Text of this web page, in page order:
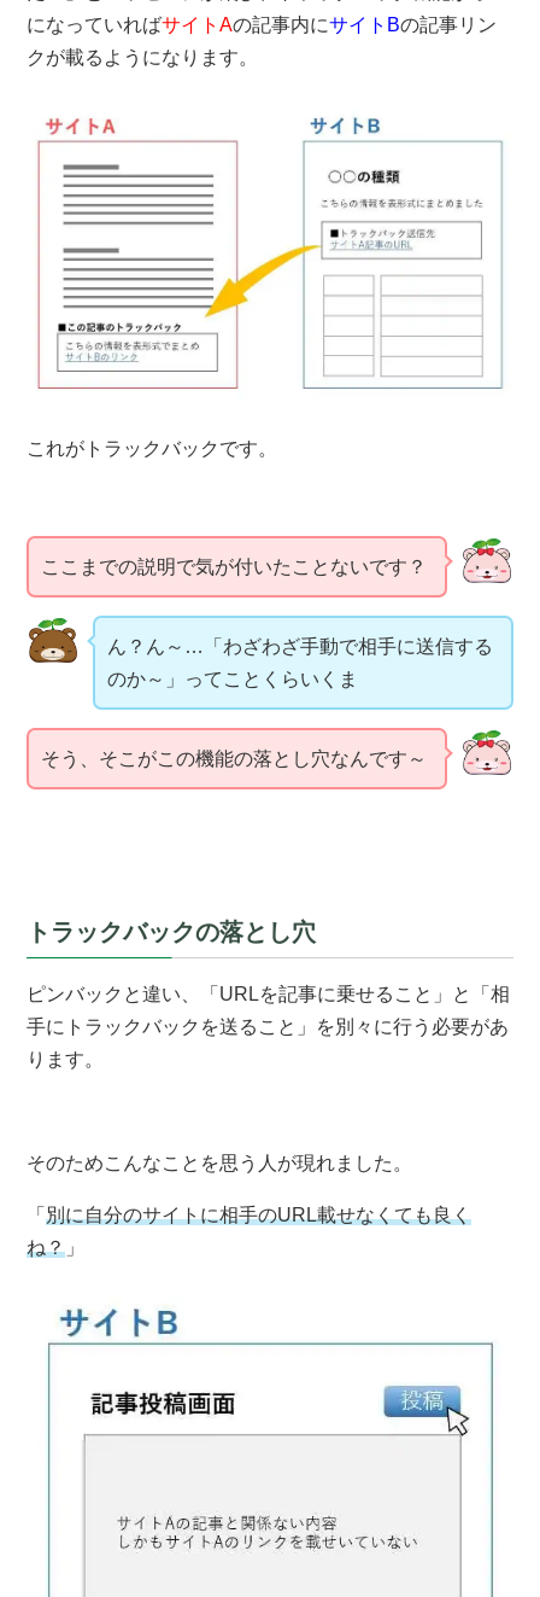
になっていればサイトAの記事内にサイトBの記事リン
クが載るようになります。
これがトラックバックです。
ここまでの説明で気が付いたことないです？
ん？ん～…「わざわざ手動で相手に送信する
のか～」ってことくらいくま
そう、そこがこの機能の落とし穴なんです～
トラックバックの落とし穴
ピンバックと違い、「URLを記事に乗せること」と「相
手にトラックバックを送ること」を別々に行う必要があ
ります。
そのためこんなことを思う人が現れました。
「別に自分のサイトに相手のURL載せなくても良く
ね？ 」